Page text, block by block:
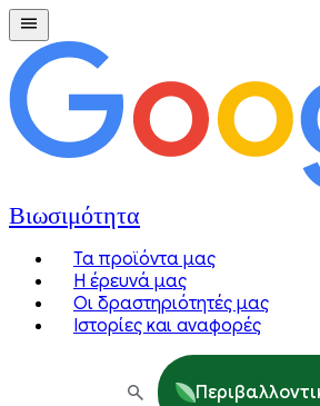
Βιωσιμότητα
Τα προϊόντα μας
Η έρευνά μας
Οι δραστηριότητές μας
Ιστορίες και αναφορές